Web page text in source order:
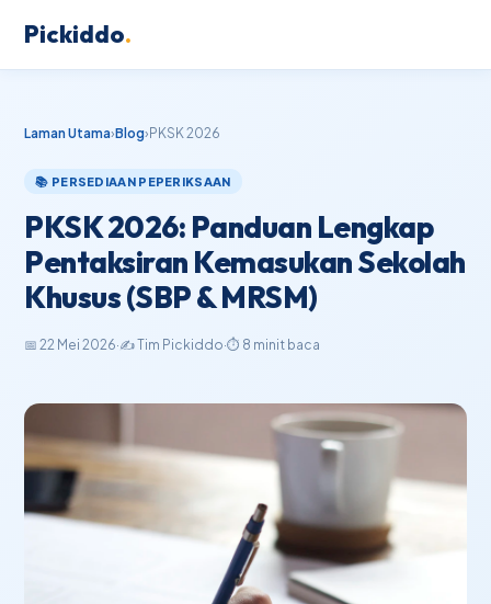
Pickiddo.
Laman Utama›Blog› PKSK 2026
📚 PERSEDIAAN PEPERIKSAAN
PKSK 2026: Panduan Lengkap
Pentaksiran Kemasukan Sekolah
Khusus (SBP & MRSM)
📅 22 Mei 2026·✍️ Tim Pickiddo·⏱️ 8 minit baca